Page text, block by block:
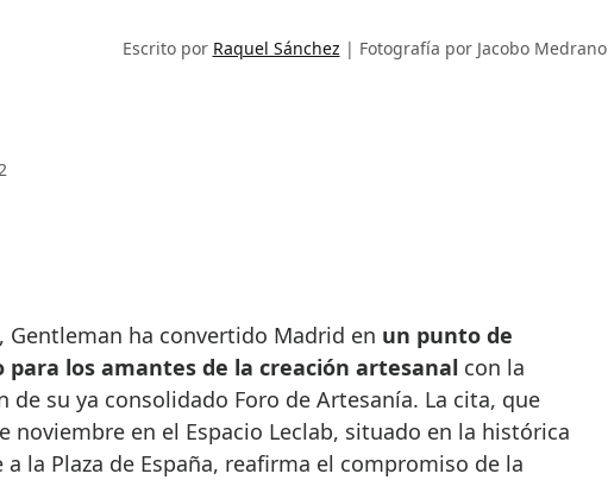
Escrito por Raquel Sánchez Fotografía por Jacobo Medrano
Gentleman ha convertido Madrid en un punto de
los amantes de la creación artesanal con la
de su ya consolidado Foro de Artesanía. La cita, que
noviembre en el Espacio Leclab, situado en la histórica
a la Plaza de España, reafirma el compromiso de la